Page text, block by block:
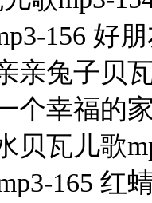
156 好
亲兔子贝
个幸福的
贝瓦儿歌
165 红